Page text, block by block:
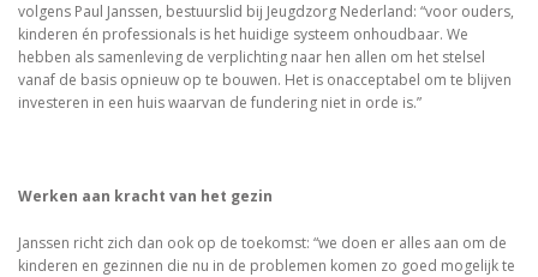
volgens Paul Janssen, bestuurslid bij Jeugdzorg Nederland: “voor ouders,
kinderen én professionals is het huidige systeem onhoudbaar. We
hebben als samenleving de verplichting naar hen allen om het stelsel
vanaf de basis opnieuw op te bouwen. Het is onacceptabel om te blijven
investeren in een huis waarvan de fundering niet in orde is.”
Werken aan kracht van het gezin
Janssen richt zich dan ook op de toekomst: “we doen er alles aan om de
kinderen en gezinnen die nu in de problemen komen zo goed mogelijk te